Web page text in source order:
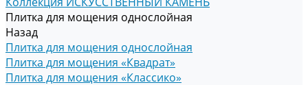
Плитка для мощения однослойная
Назад
Плитка для мощения однослойная
Плитка для мощения «Квадрат»
Плитка для мощения «Классико»